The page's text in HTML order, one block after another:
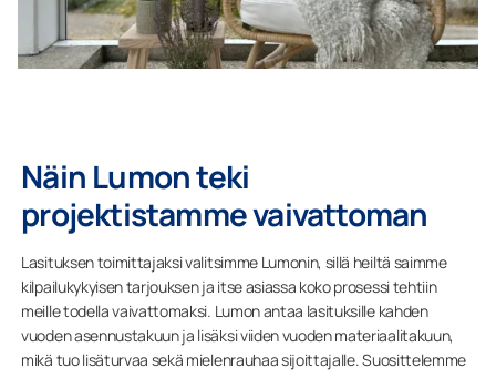
Näin Lumon teki
projektistamme vaivattoman
Lasituksen toimittajaksi valitsimme Lumonin, sillä heiltä saimme
kilpailukykyisen tarjouksen ja itse asiassa koko prosessi tehtiin
meille todella vaivattomaksi. Lumon antaa lasituksille kahden
vuoden asennustakuun ja lisäksi viiden vuoden materiaalitakuun,
mikä tuo lisäturvaa sekä mielenrauhaa sijoittajalle. Suosittelemme